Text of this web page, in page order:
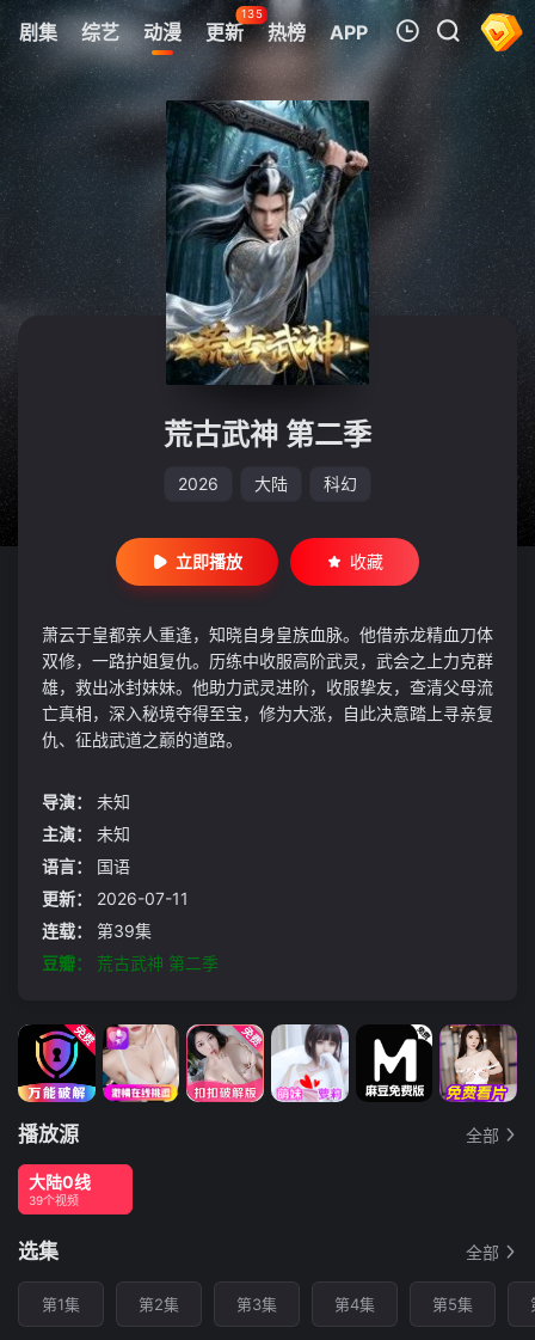
剧集 综艺 动漫 更新
135
热榜 APP
我的观影记录
暂无观看影片的记录
荒古武神 第二季
2026 大陆 科幻
立即播放 收藏
萧云于皇都亲人重逢，知晓自身皇族血脉。他借赤龙精血刀体
双修，一路护姐复仇。历练中收服高阶武灵，武会之上力克群
雄，救出冰封妹妹。他助力武灵进阶，收服挚友，查清父母流
亡真相，深入秘境夺得至宝，修为大涨，自此决意踏上寻亲复
仇、征战武道之巅的道路。
导演：
未知
主演：
未知
语言：
国语
更新：
2026-07-11
连载：
第39集
豆瓣：
荒古武神 第二季
播放源 全部
大陆0线
39个视频
选集 全部
第1集 第2集 第3集 第4集 第5集